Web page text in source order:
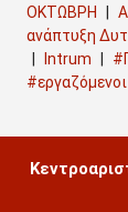
ΟΚΤΩΒΡΗ
ανάπτυξη
Intrum